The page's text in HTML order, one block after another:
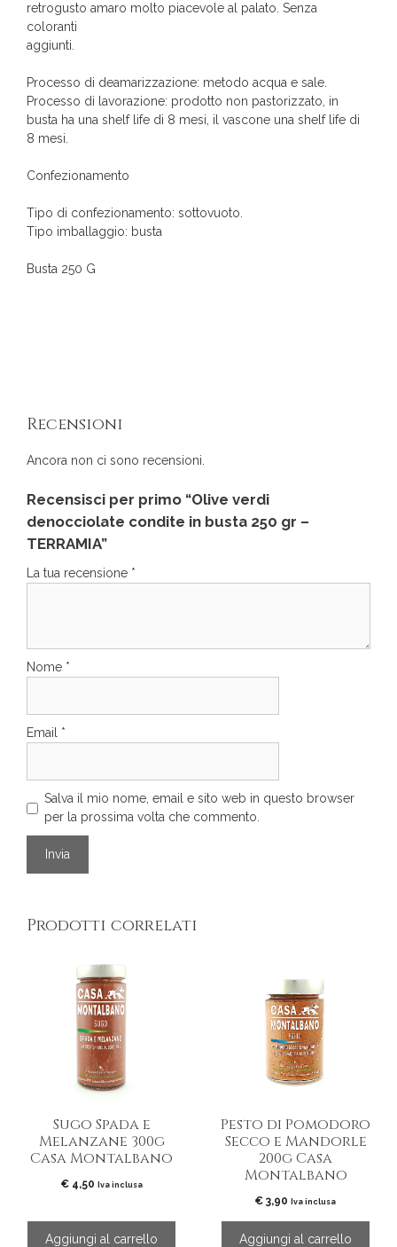
retrogusto amaro molto piacevole al palato. Senza
coloranti
aggiunti.
Processo di deamarizzazione: metodo acqua e sale.
Processo di lavorazione: prodotto non pastorizzato, in
busta ha una shelf life di 8 mesi, il vascone una shelf life di
8 mesi.
Confezionamento
Tipo di confezionamento: sottovuoto.
Tipo imballaggio: busta
Busta 250 G
Recensioni
Ancora non ci sono recensioni.
Recensisci per primo “Olive verdi
denocciolate condite in busta 250 gr –
TERRAMIA”
La tua recensione *
Nome *
Email *
Salva il mio nome, email e sito web in questo browser
per la prossima volta che commento.
Prodotti correlati
Sugo Spada e
Melanzane 300g
Casa Montalbano
€4,50 Iva inclusa
Aggiungi al carrello
Pesto di Pomodoro
Secco e Mandorle
200g Casa
Montalbano
€ 3,90 Iva inclusa
Aggiungi al carrello